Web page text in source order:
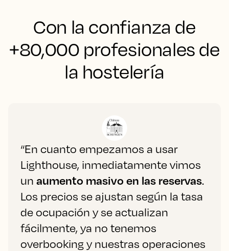
Con la confianza de
+80,000 profesionales de
la hostelería
“En cuanto empezamos a usar
Lighthouse, inmediatamente vimos
un aumento masivo en las reservas.
Los precios se ajustan según la tasa
de ocupación y se actualizan
fácilmente, ya no tenemos
overbooking y nuestras operaciones